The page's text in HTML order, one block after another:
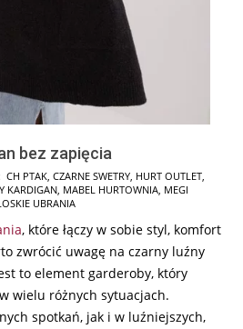
bez zapięcia
CH PTAK, CZARNE SWETRY, HURT OUTLET,
KARDIGAN, MABEL HURTOWNIA, MEGI
UBRANIA
, które łączy w sobie styl, komfort
zwrócić uwagę na czarny luźny
to element garderoby, który
wielu różnych sytuacjach.
spotkań, jak i w luźniejszych,